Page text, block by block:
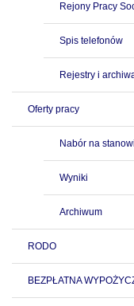
Rejony Pracy
Spis telefonów
Rejestry i
Oferty pracy
Nabór na
Wyniki
Archiwum
RODO
BEZPŁATNA